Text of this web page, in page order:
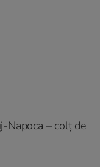
Napoca – colț de